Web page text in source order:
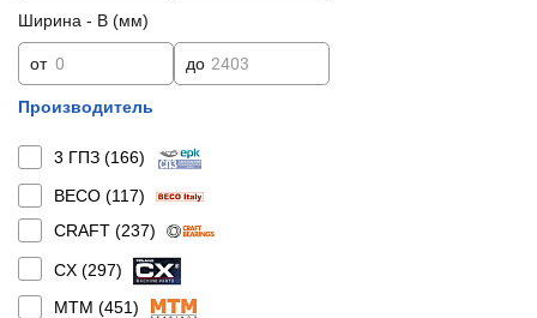
Ширина - B (мм)
от до
Производитель
3 ГПЗ (166)
BECO (117)
CRAFT (237)
CX (297)
MTM (451)